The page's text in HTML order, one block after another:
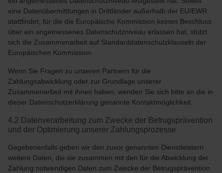
eine Datenübermittlungen in Drittländer außerhalb der EU/EWR
stattfindet, für die die Europäische Kommission keinen Beschluss
über ein angemessenes Datenschutzniveau erlassen hat, stützt
sich die Zusammenarbeit auf Standarddatenschutzklauseln der
Europäischen Kommission.
Wenn Sie Fragen zu unseren Partnern für die
Zahlungsabwicklung oder zur Grundlage unserer
Zusammenarbeit mit ihnen haben, wenden Sie sich bitte an die in
dieser Datenschutzerklärung genannte Kontaktmöglichkeit.
4.2 Datenverarbeitung zum Zwecke der Betrugsprävention
und der Optimierung unserer Zahlungsprozesse
Gegebenenfalls geben wir den zuvor genannten Dienstleistern
weitere Daten, die sie zusammen mit den für die Abwicklung der
Zahlung notwendigen Daten zum Zwecke der Betrugsprävention